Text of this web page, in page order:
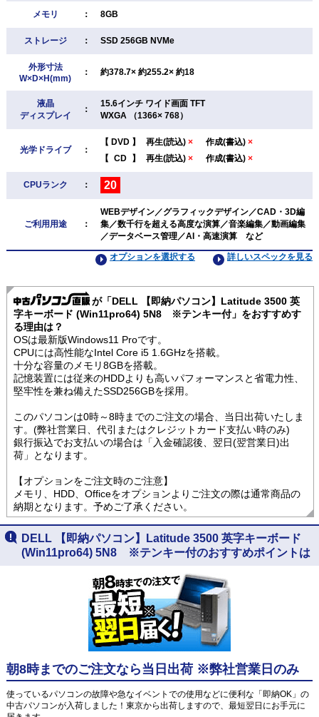
メモリ ： 8GB
ストレージ ： SSD 256GB NVMe
外形寸法
W×D×H(mm)
： 約378.7× 約255.2× 約18
液晶
ディスプレイ
：
15.6インチ ワイド画面 TFT
WXGA （1366× 768）
光学ドライブ ：
【 DVD 】 再生(読込) × 作成(書込) ×
【 CD 】 再生(読込) × 作成(書込) ×
CPUランク ： 20
ご利用用途 ：
WEBデザイン／グラフィックデザイン／CAD・3D編
集／数千行を超える高度な演算／音楽編集／動画編集
／データベース管理／AI・高速演算 など
詳しいスペックを見る
オプションを選択する
が「DELL 【即納パソコン】Latitude 3500 英
字キーボード (Win11pro64) 5N8 ※テンキー付」をおすすめす
る理由は？
OSは最新版Windows11 Proです。
CPUには高性能なIntel Core i5 1.6GHzを搭載。
十分な容量のメモリ8GBを搭載。
記憶装置には従来のHDDよりも高いパフォーマンスと省電力性、
堅牢性を兼ね備えたSSD256GBを採用。
このパソコンは0時～8時までのご注文の場合、当日出荷いたしま
す。(弊社営業日、代引またはクレジットカード支払い時のみ)
銀行振込でお支払いの場合は「入金確認後、翌日(翌営業日)出
荷」となります。
【オプションをご注文時のご注意】
メモリ、HDD、Officeをオプションよりご注文の際は通常商品の
納期となります。予めご了承ください。
DELL 【即納パソコン】Latitude 3500 英字キーボード
(Win11pro64) 5N8 ※テンキー付のおすすめポイントは
朝8時までのご注文なら当日出荷 ※弊社営業日のみ
使っているパソコンの故障や急なイベントでの使用などに便利な「即納OK」の
中古パソコンが入荷しました！東京から出荷しますので、最短翌日にお手元に